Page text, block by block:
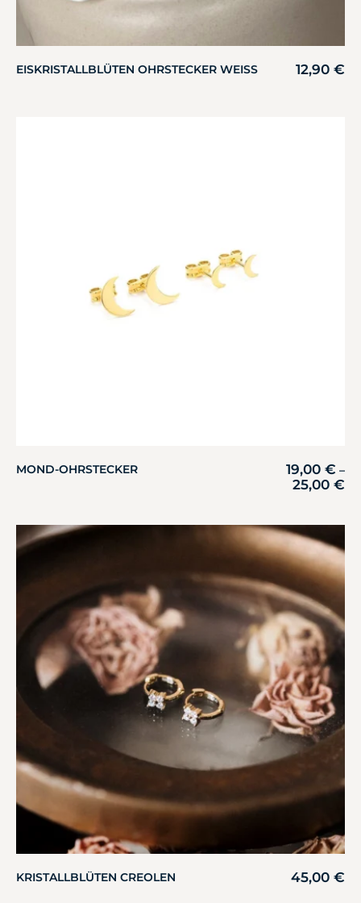
EISKRISTALLBLÜTEN OHRSTECKER WEISS 12,90 €
MOND-OHRSTECKER 19,00 € –
25,00 €
KRISTALLBLÜTEN CREOLEN 45,00 €